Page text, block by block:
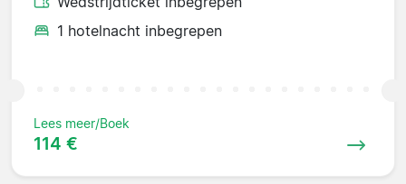
1 hotelnacht inbegrepen
Lees meer/Boek
114 €